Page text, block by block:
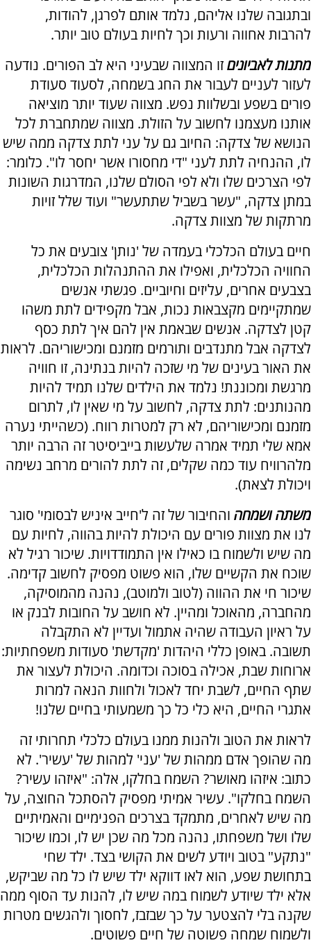
ובתגובה שלנו אליהם, נלמד אותם לפרגן, להודות,
להרבות אחווה ורעות וכך לחיות בעולם טוב יותר.
מתנות לאביוניםזו המצווה שבעיני היא לב הפורים. נודעה
לעזור לעניים לעבור את החג בשמחה, לסעוד סעודת
פורים בשפע ובשלוות נפש. מצווה שעוד יותר מוציאה
אותנו מעצמנו לחשוב על הזולת. מצווה שמתחברת לכל
הנושא של צדקה: החיוב גם על עני לתת צדקה ממה שיש
לו, ההנחיה לתת לעני "די מחסורו אשר יחסר לו". כלומר:
לפי הצרכים שלו ולא לפי הסולם שלנו, המדרגות השונות
במתן צדקה, "עשר בשביל שתתעשר" ועוד שלל זויות
מרתקות של מצוות צדקה.
חיים בעולם הכלכלי בעמדה של 'נותן' צובעים את כל
החוויה הכלכלית, ואפילו את ההתנהלות הכלכלית,
בצבעים אחרים, עליזים וחיוביים. פגשתי אנשים
שמתקיימים מקצבאות נכות, אבל מקפידים לתת משהו
קטן לצדקה. אנשים שבאמת אין להם איך לתת כסף
לצדקה אבל מתנדבים ותורמים מזמנם ומכישוריהם. לראות
את האור בעינים של מי שזכה להיות בנתינה, זו חוויה
מרגשת ומכוננת! נלמד את הילדים שלנו תמיד להיות
מהנותנים: לתת צדקה, לחשוב על מי שאין לו, לתרום
מזמנם ומכישוריהם, לא רק למטרות רווח. (כשהייתי נערה
אמא שלי תמיד אמרה שלעשות בייביסיטר זה הרבה יותר
מלהרוויח עוד כמה שקלים, זה לתת להורים מרחב נשימה
ויכולת לצאת).
משתה ושמחה והחיבור של זה ל'חייב איניש לבסומי' סוגר
לנו את מצוות פורים עם היכולת להיות בהווה, לחיות עם
מה שיש ולשמוח בו כאילו אין התמודדויות. שיכור רגיל לא
שוכח את הקשיים שלו, הוא פשוט מפסיק לחשוב קדימה.
שיכור חי את ההווה (לטוב ולמוטב), נהנה מהמוסיקה,
מהחברה, מהאוכל ומהיין. לא חושב על החובות לבנק או
על ראיון העבודה שהיה אתמול ועדיין לא התקבלה
תשובה. באופן כללי היהדות 'מקדשת' סעודות משפחתיות:
ארוחות שבת, אכילה בסוכה וכדומה. היכולת לעצור את
שתף החיים, לשבת יחד לאכול ולחוות הנאה למרות
אתגרי החיים, היא כלי כל כך משמעותי בחיים שלנו!
לראות את הטוב ולהנות ממנו בעולם כלכלי תחרותי זה
מה שהופך אדם ממהות של 'עני' למהות של 'עשיר'. לא
כתוב: איזהו מאושר? השמח בחלקו, אלה: "איזהו עשיר?
השמח בחלקו". עשיר אמיתי מפסיק להסתכל החוצה, על
מה שיש לאחרים, מתמקד בצרכים הפנימיים והאמיתיים
שלו ושל משפחתו, נהנה מכל מה שכן יש לו, וכמו שיכור
"נתקע" בטוב ויודע לשים את הקושי בצד. ילד שחי
בתחושת שפע, הוא לאו דווקא ילד שיש לו כל מה שביקש,
אלא ילד שיודע לשמוח במה שיש לו, להנות עד הסוף ממה
שקנה בלי להצטער על כך שבזבז, לחסוך ולהגשים מטרות
ולשמוח שמחה פשוטה של חיים פשוטים.